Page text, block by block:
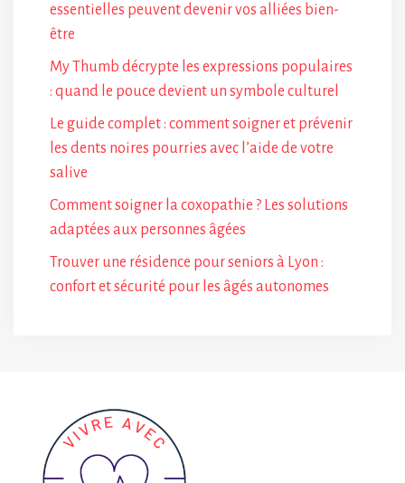
essentielles peuvent devenir vos alliées bien-
être
My Thumb décrypte les expressions populaires
: quand le pouce devient un symbole culturel
Le guide complet : comment soigner et prévenir
les dents noires pourries avec l’aide de votre
salive
Comment soigner la coxopathie ? Les solutions
adaptées aux personnes âgées
Trouver une résidence pour seniors à Lyon :
confort et sécurité pour les âgés autonomes